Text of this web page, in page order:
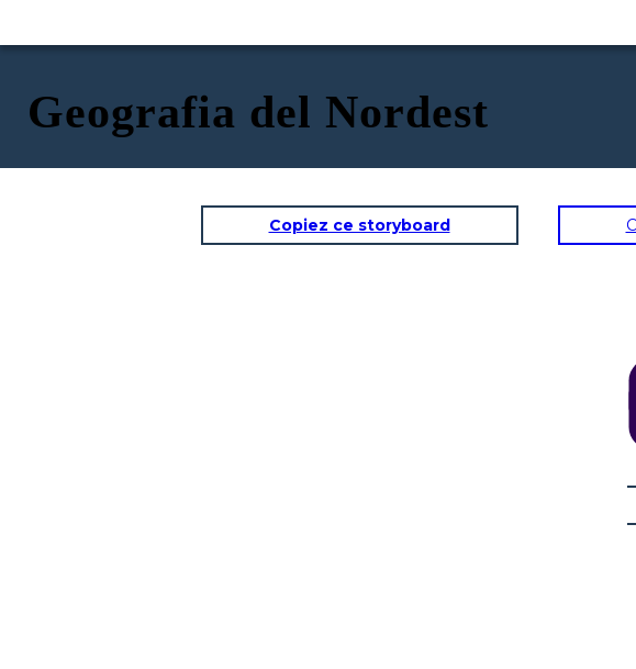
Geografia del Nordest
Copiez ce storyboard